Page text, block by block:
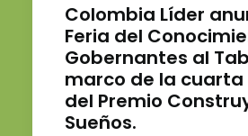
Colombia Líder
Feria del
Gobernantes al
marco de la cuarta
del Premio
Sueños.